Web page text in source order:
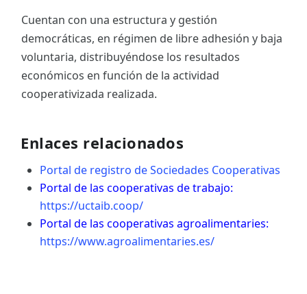
Cuentan con una estructura y gestión
democráticas, en régimen de libre adhesión y baja
voluntaria, distribuyéndose los resultados
económicos en función de la actividad
cooperativizada realizada.
Enlaces relacionados
Portal de registro de Sociedades Cooperativas
Portal de las cooperativas de trabajo:
https://uctaib.coop/
Portal de las cooperativas agroalimentaries:
https://www.agroalimentaries.es/